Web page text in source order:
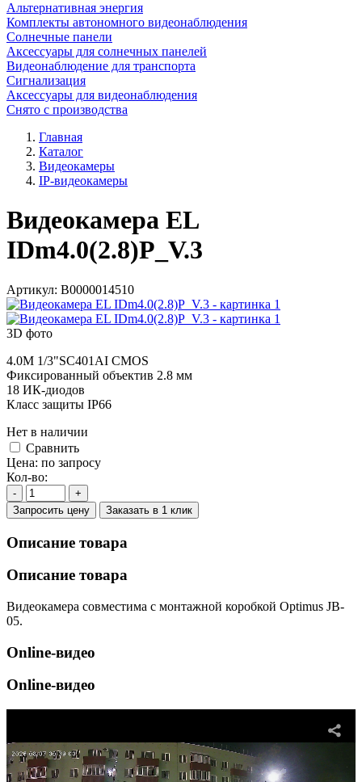
Альтернативная энергия
Комплекты автономного видеонаблюдения
Солнечные панели
Аксессуары для солнечных панелей
Видеонаблюдение для транспорта
Сигнализация
Аксессуары для видеонаблюдения
Снято с производства
Главная
Каталог
Видеокамеры
IP-видеокамеры
Видеокамера EL
IDm4.0(2.8)P_V.3
Артикул: В0000014510
3D фото
4.0M 1/3"SC401AI CMOS
Фиксированный объектив 2.8 мм
18 ИК-диодов
Класс защиты IP66
Нет в наличии
Cравнить
Цена: по запросу
Кол-во:
-
+
Запросить цену
Заказать в 1 клик
Описание товара
Описание товара
Видеокамера совместима с монтажной коробкой Optimus JB-
05.
Online-видео
Online-видео